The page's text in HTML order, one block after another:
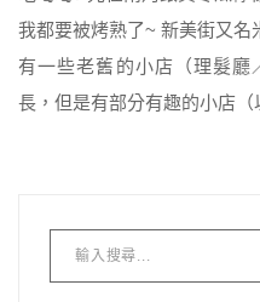
我都要被烤熟了~ 新美街又
有一些老舊的小店（理髮
長，但是有部分有趣的小店